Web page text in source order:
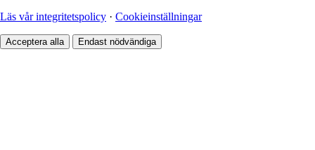
Läs vår integritetspolicy · Cookieinställningar
Acceptera alla Endast nödvändiga